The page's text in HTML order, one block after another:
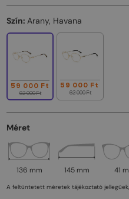
Szín: Arany, Havana
59 000 Ft
62 000 Ft
59 000 Ft
62 000 Ft
Méret
136 mm 145 mm 41
A feltüntetett méretek tájékoztató